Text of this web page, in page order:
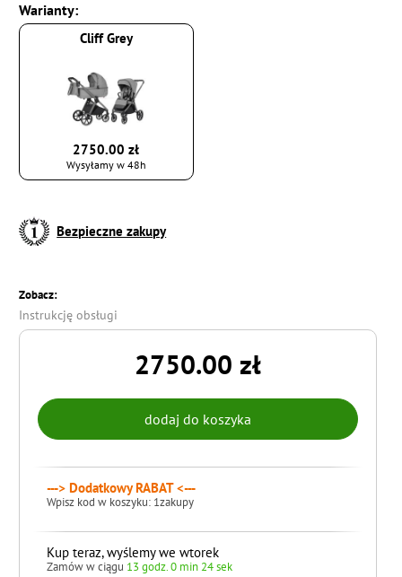
Warianty:
Cliff Grey
2750.00 zł
Wysyłamy w 48h
Bezpieczne zakupy
Zobacz:
Instrukcję obsługi
2750.00 zł
---> Dodatkowy RABAT <---
Wpisz kod w koszyku: 1zakupy
Kup teraz, wyślemy we wtorek
Zamów w ciągu 13 godz. 0 min 24 sek